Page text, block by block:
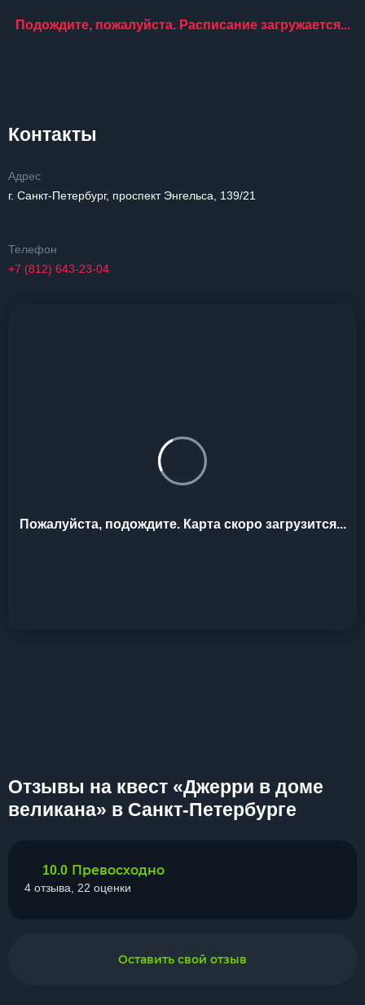
Подождите, пожалуйста. Расписание загружается...
Контакты
Адрес
г. Санкт-Петербург, проспект Энгельса, 139/21
Телефон
+7 (812) 643-23-04
Пожалуйста, подождите. Карта скоро загрузится...
Отзывы на квест «Джерри в доме
великана» в Санкт-Петербурге
10.0 Превосходно
4 отзыва, 22 оценки
Оставить свой отзыв